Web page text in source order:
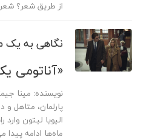
از طریق شعر؟
نگاهی به یک
«آناتومی
نویسنده: مینا
پارلمان، متاهل و
الیویا لیتون
ماه‌ها ادامه پیدا